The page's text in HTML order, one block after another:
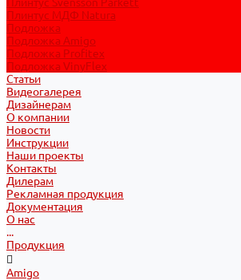
Плинтус МДФ Natura
Подложка
Подложка Amigo
Подложка Profitex
Подложка VinyFlex
Статьи
Видеогалерея
Дизайнерам
О компании
Новости
Инструкции
Наши проекты
Контакты
Дилерам
Рекламная продукция
Документация
О нас
...
Продукция
Amigo